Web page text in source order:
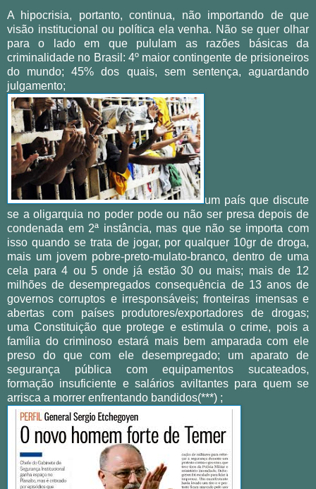
A hipocrisia, portanto, continua, não importando de que
visão institucional ou política ela venha. Não se quer olhar
para o lado em que pululam as razões básicas da
criminalidade no Brasil: 4º maior contingente de prisioneiros
do mundo; 45% dos quais, sem sentença, aguardando
julgamento;
um país que discute
se a oligarquia no poder pode ou não ser presa depois de
condenada em 2ª instância, mas que não se importa com
isso quando se trata de jogar, por qualquer 10gr de droga,
mais um jovem pobre-preto-mulato-branco, dentro de uma
cela para 4 ou 5 onde já estão 30 ou mais; mais de 12
milhões de desempregados consequência de 13 anos de
governos corruptos e irresponsáveis; fronteiras imensas e
abertas com países produtores/exportadores de drogas;
uma Constituição que protege e estimula o crime, pois a
família do criminoso estará mais bem amparada com ele
preso do que com ele desempregado; um aparato de
segurança pública com equipamentos sucateados,
formação insuficiente e salários aviltantes para quem se
arrisca a morrer enfrentando bandidos(***) ;